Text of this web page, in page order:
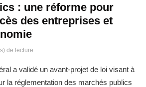
: une réforme pour
des entreprises et
de lecture
a validé un avant-projet de loi visant à
la réglementation des marchés publics